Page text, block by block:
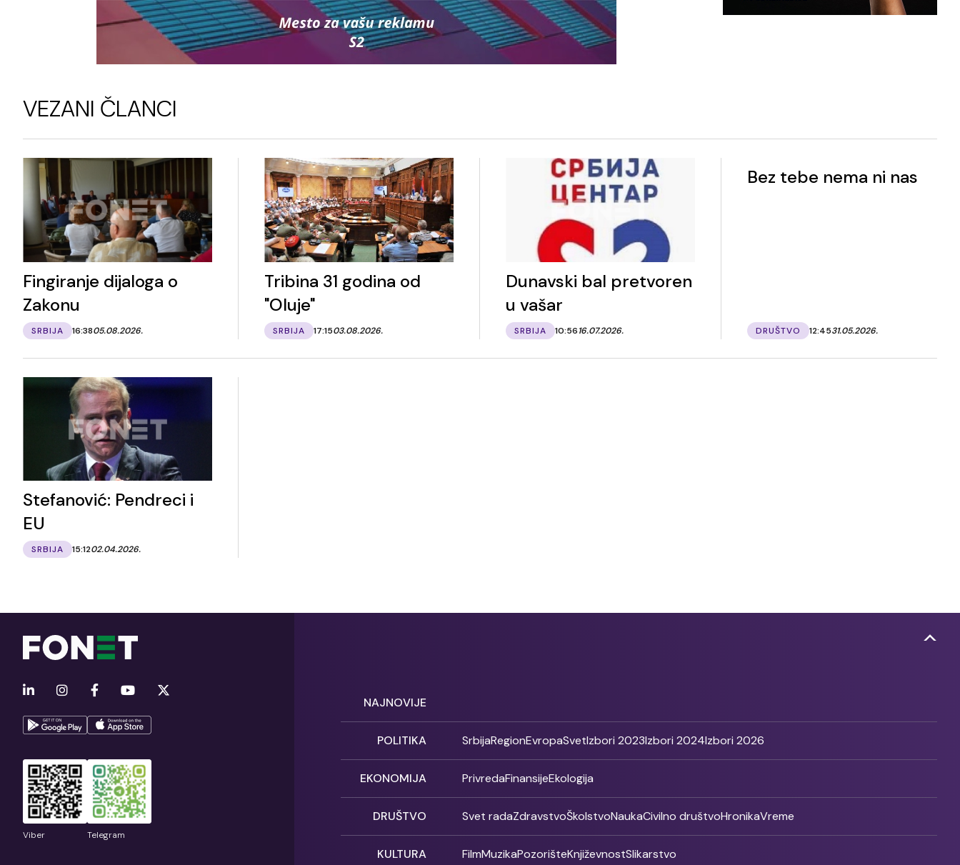
VEZANI ČLANCI
Fingiranje dijaloga o
Zakonu
SRBIJA 16:3805.08.2026.
Tribina 31 godina od
"Oluje"
SRBIJA 17:1503.08.2026.
Dunavski bal pretvoren
u vašar
SRBIJA 10:5616.07.2026.
Bez tebe nema ni nas
DRUŠTVO 12:4531.05.2026.
Stefanović: Pendreci i
EU
SRBIJA 15:1202.04.2026.
Viber Telegram
NAJNOVIJE
POLITIKA SrbijaRegionEvropaSvetIzbori 2023Izbori 2024Izbori 2026
EKONOMIJA PrivredaFinansijeEkologija
DRUŠTVO Svet radaZdravstvoŠkolstvoNaukaCivilno društvoHronikaVreme
KULTURA FilmMuzikaPozorišteKnjiževnostSlikarstvo